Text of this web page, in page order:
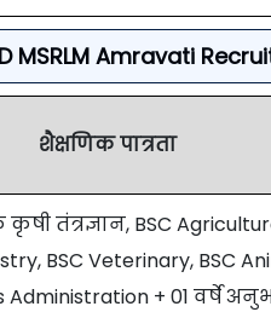
MSRLM Amravati
शैक्षणिक पात्रता
तंत्रज्ञान, BSC
BSC Veterinary, BSC
Administration + 01 वर्षे